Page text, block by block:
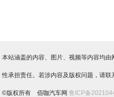
本站涵盖的内容、图片、视频等内容均
性承担责任。若涉内容及版权问题，请联
©版权所有 佰咖汽车网鲁ICP备